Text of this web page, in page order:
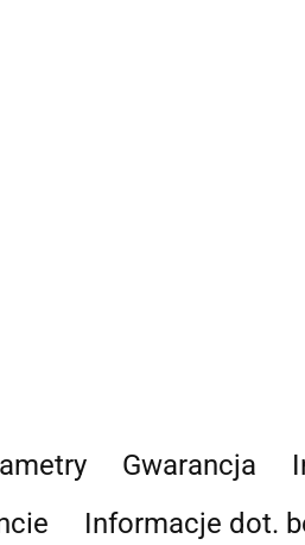
Gwarancja
Informacje dot.